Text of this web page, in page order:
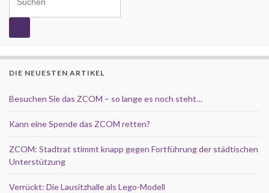
DIE NEUESTEN ARTIKEL
Besuchen Sie das ZCOM – so lange es noch steht…
Kann eine Spende das ZCOM retten?
ZCOM: Stadtrat stimmt knapp gegen Fortführung der städtischen
Unterstützung
Verrückt: Die Lausitzhalle als Lego-Modell